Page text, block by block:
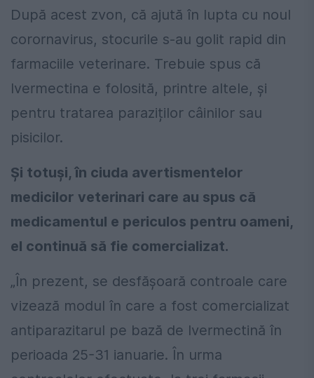
După acest zvon, că ajută în lupta cu noul
corornavirus, stocurile s-au golit rapid din
farmaciile veterinare. Trebuie spus că
Ivermectina e folosită, printre altele, și
pentru tratarea paraziților câinilor sau
pisicilor.
Şi totuşi, în ciuda avertismentelor
medicilor veterinari care au spus că
medicamentul e periculos pentru oameni,
el continuă să fie comercializat.
„În prezent, se desfăşoară controale care
vizează modul în care a fost comercializat
antiparazitarul pe bază de Ivermectină în
perioada 25-31 ianuarie. În urma